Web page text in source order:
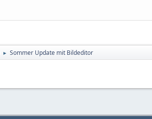
► Sommer Update mit Bildeditor